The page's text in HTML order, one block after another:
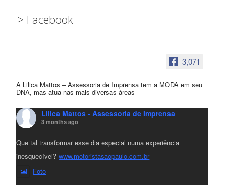
=> Facebook
3,071
A Lilica Mattos – Assessoria de Imprensa tem a MODA em seu
DNA, mas atua nas mais diversas áreas
Lilica Mattos - Assessoria de Imprensa
3 months ago
Que tal transformar esse dia especial numa experiência
inesquecível?www.motoristasaopaulo.com.br
Foto